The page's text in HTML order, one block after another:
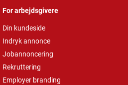
For arbejdsgivere
Din kundeside
Indryk annonce
Jobannoncering
Rekruttering
Employer branding